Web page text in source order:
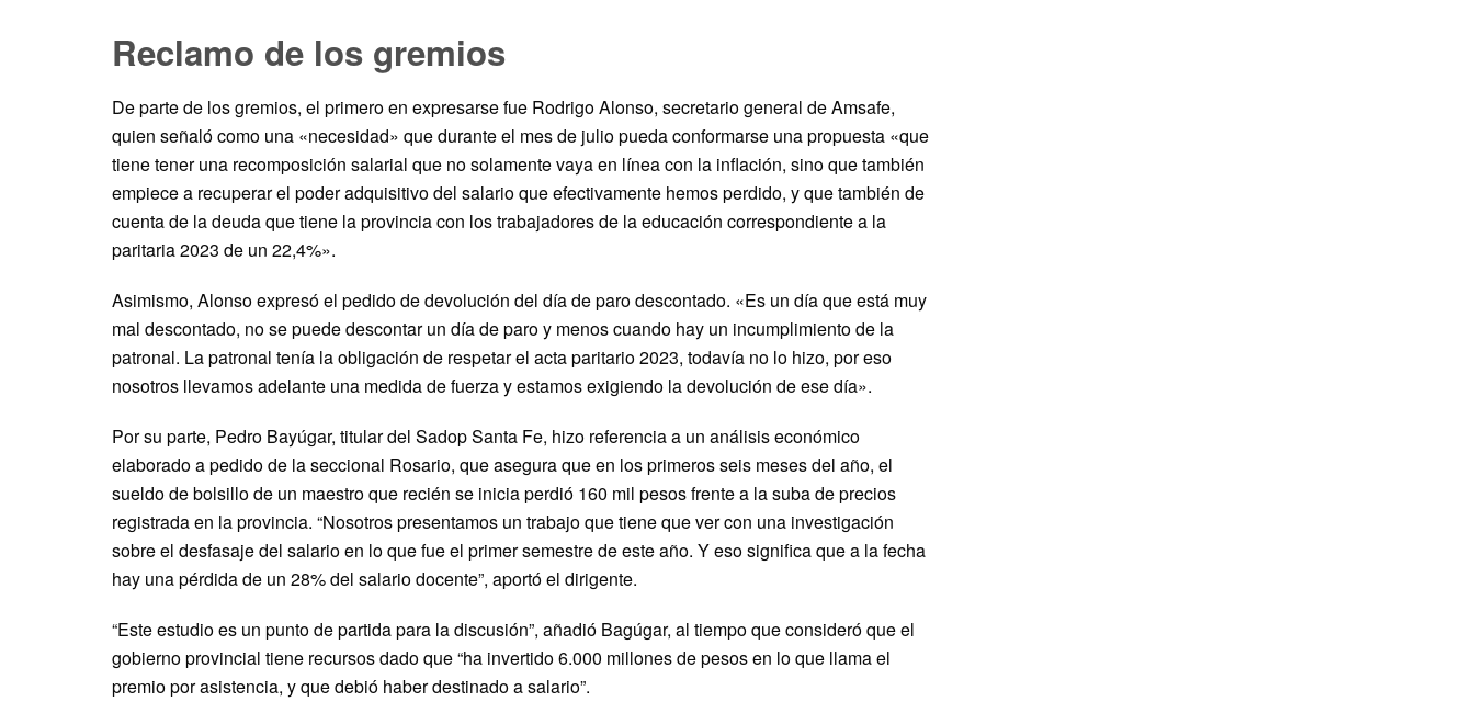
Reclamo de los gremios
De parte de los gremios, el primero en expresarse fue Rodrigo Alonso, secretario general de Amsafe,
quien señaló como una «necesidad» que durante el mes de julio pueda conformarse una propuesta «que
tiene tener una recomposición salarial que no solamente vaya en línea con la inflación, sino que también
empiece a recuperar el poder adquisitivo del salario que efectivamente hemos perdido, y que también de
cuenta de la deuda que tiene la provincia con los trabajadores de la educación correspondiente a la
paritaria 2023 de un 22,4%».
Asimismo, Alonso expresó el pedido de devolución del día de paro descontado. «Es un día que está muy
mal descontado, no se puede descontar un día de paro y menos cuando hay un incumplimiento de la
patronal. La patronal tenía la obligación de respetar el acta paritario 2023, todavía no lo hizo, por eso
nosotros llevamos adelante una medida de fuerza y estamos exigiendo la devolución de ese día».
Por su parte, Pedro Bayúgar, titular del Sadop Santa Fe, hizo referencia a un análisis económico
elaborado a pedido de la seccional Rosario, que asegura que en los primeros seis meses del año, el
sueldo de bolsillo de un maestro que recién se inicia perdió 160 mil pesos frente a la suba de precios
registrada en la provincia. “Nosotros presentamos un trabajo que tiene que ver con una investigación
sobre el desfasaje del salario en lo que fue el primer semestre de este año. Y eso significa que a la fecha
hay una pérdida de un 28% del salario docente”, aportó el dirigente.
“Este estudio es un punto de partida para la discusión”, añadió Bagúgar, al tiempo que consideró que el
gobierno provincial tiene recursos dado que “ha invertido 6.000 millones de pesos en lo que llama el
premio por asistencia, y que debió haber destinado a salario”.